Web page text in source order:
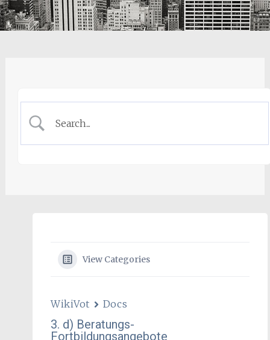
View Categories
WikiVot Docs
3. d) Beratungs-
Fortbildungsangebote